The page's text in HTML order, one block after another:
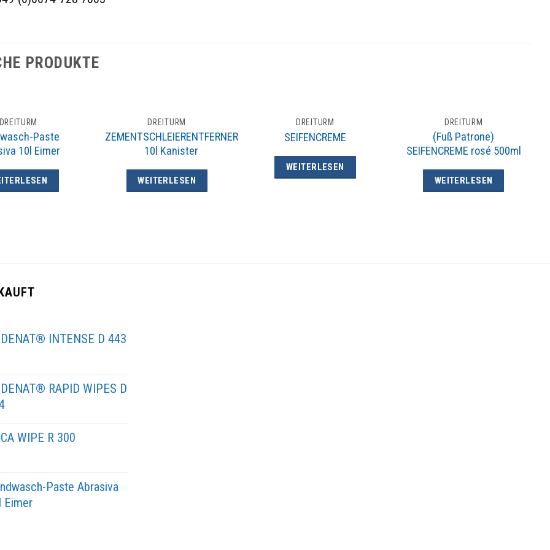
PRODUKTE
DREITURM
Paste
10l Eimer
DREITURM
ZEMENTSCHLEIERENTFERNER
10l Kanister
WEITERLESEN
DREITURM
SEIFENCREME
WEITERLESEN
DREITURM
(Fuß Patrone)
SEIFENCREME rosé 500ml
WEITERLESEN
INTENSE D 443
RAPID WIPES D
WIPE R 300
Paste Abrasiva
Eimer